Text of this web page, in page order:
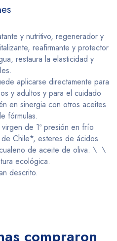
y nutritivo, regenerador y
reafirmante y protector
restaura la elasticidad y
aplicarse directamente para
y adultos y para el cuidado
en sinergia con otros aceites
fórmulas.
de 1ª presión en frío
Chile*, esteres de ácidos
de aceite de oliva. \ \
ecológica.
descrito.
compraron